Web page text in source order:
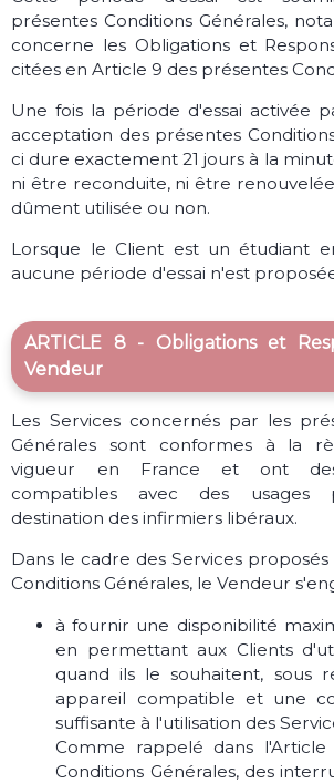
présentes Conditions Générales,
concerne les Obligations et
citées en Article 9 des présentes
Une fois la période d'essai activée
acceptation des présentes
ci dure exactement 21 jours à la
ni être reconduite, ni être
dûment utilisée ou non.
Lorsque le Client est un étudiant
aucune période d'essai n'est
ARTICLE 8 - Obligations et
Vendeur
Les Services concernés par les
Générales sont conformes à la
vigueur en France et ont des
compatibles avec des usages
destination des infirmiers libéraux.
Dans le cadre des Services
Conditions Générales, le Vendeur
à fournir une disponibilité
en permettant aux Clients
quand ils le souhaitent, sous
appareil compatible et une
suffisante à l'utilisation des
Comme rappelé dans
Conditions Générales, des